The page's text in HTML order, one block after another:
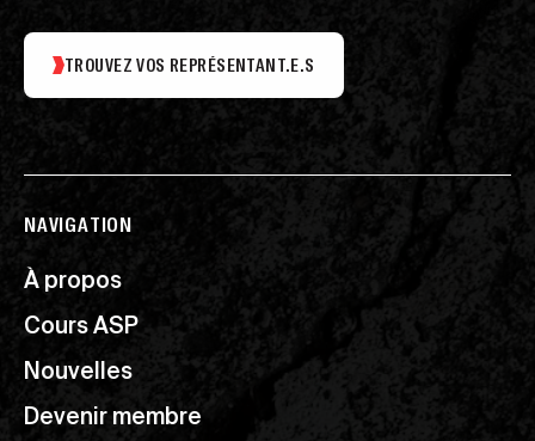
TROUVEZ VOS REPRÉSENTANT.E.S
NAVIGATION
À propos
Cours ASP
Nouvelles
Devenir membre